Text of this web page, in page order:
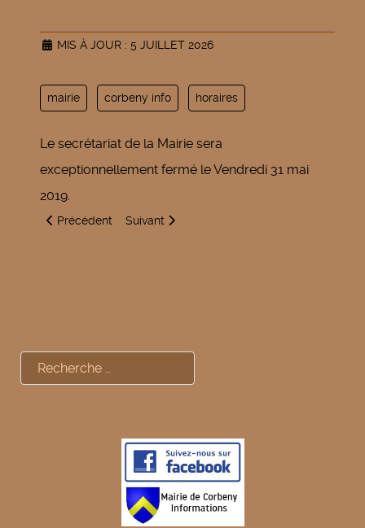
MIS À JOUR : 5 JUILLET 2026
mairie corbeny info horaires
Le secrétariat de la Mairie sera
exceptionnellement fermé le Vendredi 31 mai
2019.
Article précédent : Nouveaux horaires permanents du
Précédent Article suivant : Information - la Poste - Bien
Suivant
Rechercher